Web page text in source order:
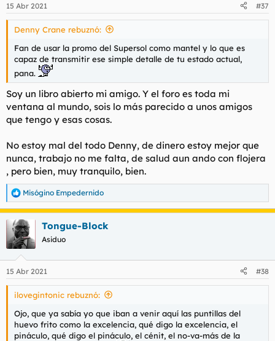
e
s
15 Abr 2021 #37
Denny Crane rebuznó:
Fan de usar la promo del Supersol como mantel y lo que es
capaz de transmitir ese simple detalle de tu estado actual,
pana.
Soy un libro abierto mi amigo. Y el foro es toda mi
ventana al mundo, sois lo más parecido a unos amigos
que tengo y esas cosas.
No estoy mal del todo Denny, de dinero estoy mejor que
nunca, trabajo no me falta, de salud aun ando con flojera
, pero bien, muy tranquilo, bien.
R
e
a
c
c
i
e
s
Misógino Empedernido
Tongue-Block
Asiduo
15 Abr 2021 #38
ilovegintonic rebuznó:
Ojo, que ya sabía yo que iban a venir aquí las puntillas del
huevo frito como la excelencia, qué digo la excelencia, el
pináculo, qué digo el pináculo, el cénit, el no-va-más de la